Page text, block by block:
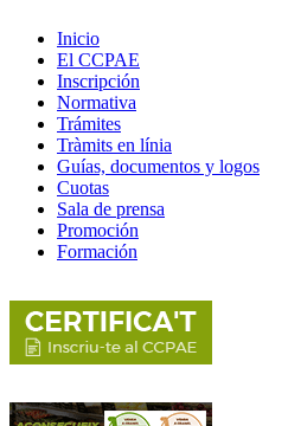
Inicio
El CCPAE
Inscripción
Normativa
Trámites
Tràmits en línia
Guías, documentos y logos
Cuotas
Sala de prensa
Promoción
Formación